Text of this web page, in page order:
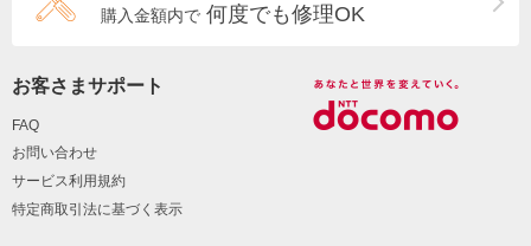
購入金額内で 何度でも修理OK
お客さまサポート
FAQ
お問い合わせ
サービス利用規約
特定商取引法に基づく表示